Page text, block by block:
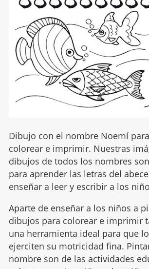
Dibujo con el nombre Noemí
colorear e imprimir. Nuestras
dibujos de todos los nombres
para aprender las letras del
enseñar a leer y escribir a los
Aparte de enseñar a los niños a
dibujos para colorear e imprimir
una herramienta ideal para que
ejerciten su motricidad fina.
nombre son de las actividades